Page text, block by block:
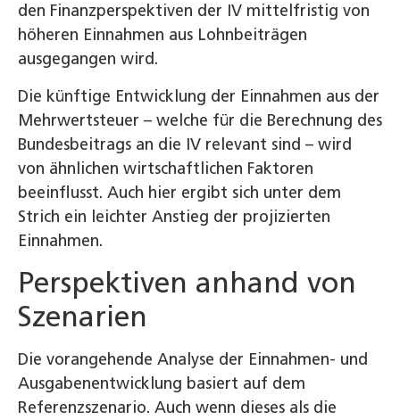
den Finanzperspektiven der IV mittelfristig von
höheren Einnahmen aus Lohnbeiträgen
ausgegangen wird.
Die künftige Entwicklung der Einnahmen aus der
Mehrwertsteuer – welche für die Berechnung des
Bundesbeitrags an die IV relevant sind – wird
von ähnlichen wirtschaftlichen Faktoren
beeinflusst. Auch hier ergibt sich unter dem
Strich ein leichter Anstieg der projizierten
Einnahmen.
Perspektiven anhand von
Szenarien
Die vorangehende Analyse der Einnahmen- und
Ausgabenentwicklung basiert auf dem
Referenzszenario. Auch wenn dieses als die